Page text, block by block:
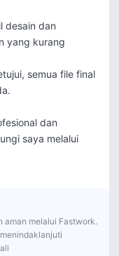
desain dan
yang kurang
semua file final
dan
saya melalui
aman melalui Fastwork.